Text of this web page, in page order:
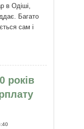
в Одіші,
Багато
сам і
років